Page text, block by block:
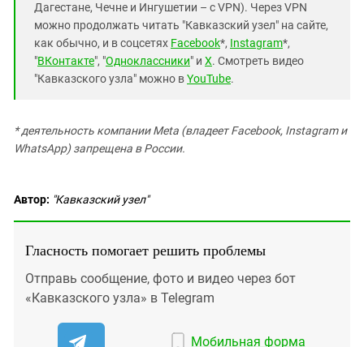
Дагестане, Чечне и Ингушетии – с VPN). Через VPN
можно продолжать читать "Кавказский узел" на сайте,
как обычно, и в соцсетях Facebook*, Instagram*,
"ВКонтакте", "Одноклассники" и X. Смотреть видео
"Кавказского узла" можно вYouTube.
* деятельность компании Meta (владеет Facebook, Instagram и
WhatsApp) запрещена в России.
Автор: "Кавказский узел"
Гласность помогает решить проблемы
Отправь сообщение, фото и видео через бот
«Кавказского узла» в Telegram
Мобильная форма